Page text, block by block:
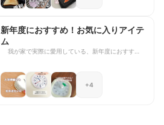
新年度におすすめ！お気に入りアイテ
ム
我が家で実際に愛用している、新年度におすすめの
+4